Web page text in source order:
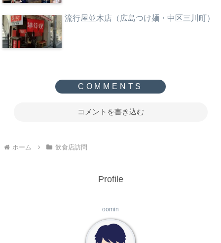
流行屋並木店（広島つけ麺・中区三川町）
コメントを書き込む
ホーム 飲食店訪問
Profile
oomin